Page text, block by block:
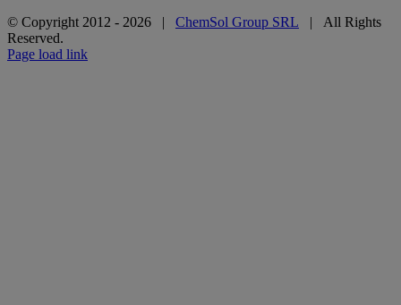
© Copyright 2012 - 2026 | ChemSol Group SRL | All Rights
Reserved.
Page load link